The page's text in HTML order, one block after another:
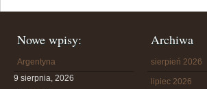
Nowe wpisy:
Argentyna
9 sierpnia, 2026
Archiwa
sierpień 2026
lipiec 2026